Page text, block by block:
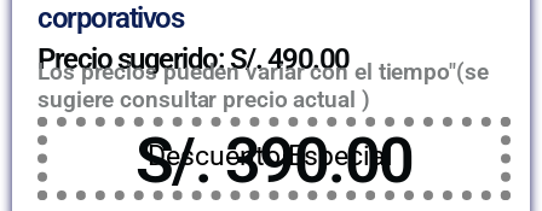
corporativos
Precio sugerido: S/. 490.00
Los precios pueden variar con el tiempo"(se
sugiere consultar precio actual )
Descuento Especial
S/. 390.00